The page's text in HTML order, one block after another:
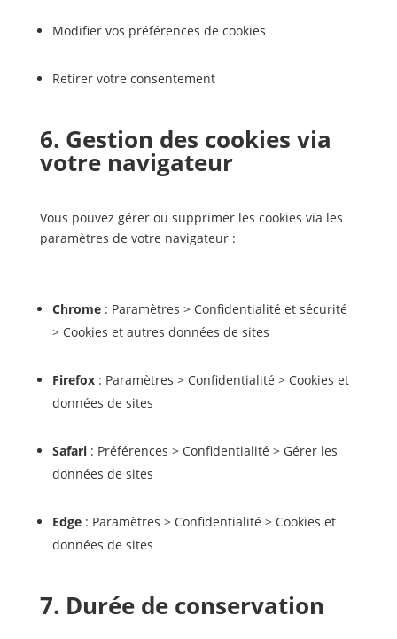
Modifier vos préférences de cookies
Retirer votre consentement
6. Gestion des cookies via
votre navigateur
Vous pouvez gérer ou supprimer les cookies via les
paramètres de votre navigateur :
Chrome: Paramètres > Confidentialité et sécurité
> Cookies et autres données de sites
Firefox: Paramètres > Confidentialité > Cookies et
données de sites
Safari: Préférences > Confidentialité > Gérer les
données de sites
Edge: Paramètres > Confidentialité > Cookies et
données de sites
7. Durée de conservation